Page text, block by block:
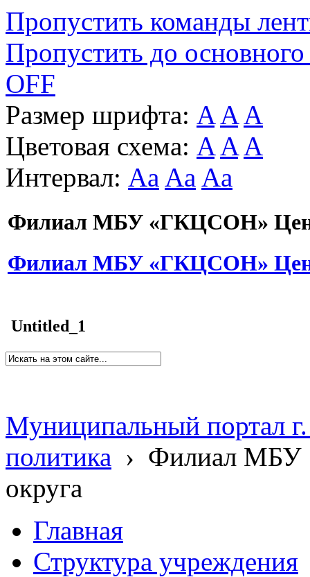
Пропустить команды
Пропустить до основного
OFF
Размер шрифта: A A A
Цветовая схема: A A A
Интервал: Aa Aa Aa
Филиал МБУ «ГКЦСОН»
Филиал МБУ «ГКЦСОН»
Untitled_1
Муниципальный портал
политика › Филиал МБУ
округа
Главная
Структура учреждения